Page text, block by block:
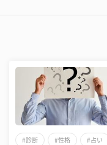
#診断 #性格 #占い